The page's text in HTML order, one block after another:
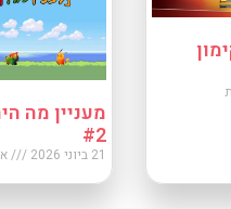
מעניין מה
#2
21 ביוני 2026